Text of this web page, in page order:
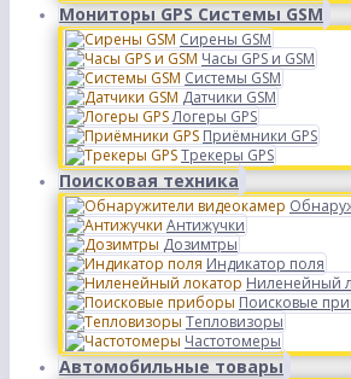
Мониторы GPS Системы GSM
Сирены GSM
Часы GPS и GSM
Системы GSM
Датчики GSM
Логеры GPS
Приёмники GPS
Трекеры GPS
Поисковая техника
Антижучки
Дозимтры
Индикатор поля
Ниленейный
Поисковые
Тепловизоры
Частотомеры
Автомобильные товары